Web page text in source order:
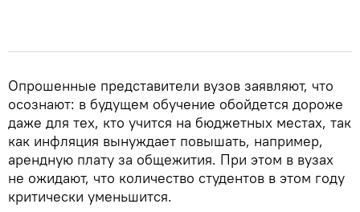
Опрошенные представители вузов заявляют, что
осознают: в будущем обучение обойдется дороже
даже для тех, кто учится на бюджетных местах, так
как инфляция вынуждает повышать, например,
арендную плату за общежития. При этом в вузах
не ожидают, что количество студентов в этом году
критически уменьшится.